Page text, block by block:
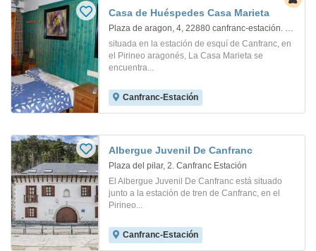
Casa de Huéspedes Casa Marieta
situada en la estación de esquí de Canfranc, en
el Pirineo aragonés, La Casa Marieta se
encuentra...
Canfranc-Estación
Albergue Juvenil De Canfranc
Plaza del pilar, 2. Canfranc Estación
El Albergue Juvenil De Canfranc está situado
junto a la estación de tren de Canfranc, en el
Pirineo...
Canfranc-Estación